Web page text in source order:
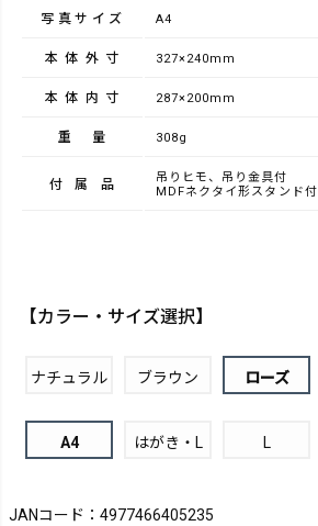
写真サイズ A4
本体外寸 327×240mm
本体内寸 287×200mm
重量 308g
付属品
吊りヒモ、吊り金具付
MDFネクタイ形スタンド付
【カラー・サイズ選択】
ナチュラル ブラウン ローズ
A4 はがき・L L
JANコード：4977466405235